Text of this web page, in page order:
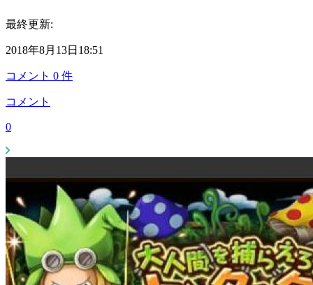
最終更新:
2018年8月13日18:51
コメント 0 件
コメント
0